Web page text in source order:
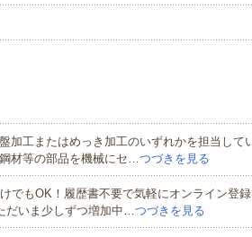
加工またはめっき加工のいずれかを担当して
材等の部品を機械にセ…つづきを見る
でもOK！履歴書不要で気軽にオンライン登
だいま少しずつ増加中…つづきを見る